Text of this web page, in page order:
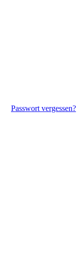
Passwort vergessen?